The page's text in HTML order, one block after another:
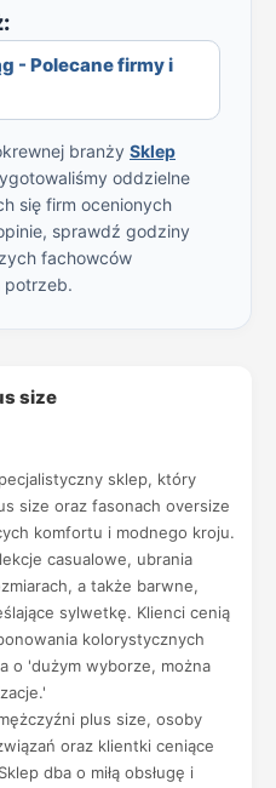
- Polecane firmy i
branży Sklep
oddzielne
się firm ocenionych
sprawdź godziny
fachowców
potrzeb.
size
sklep, który
size oraz fasonach oversize
komfortu i modnego kroju.
casualowe, ubrania
a także barwne,
sylwetkę. Klienci cenią
kolorystycznych
o 'dużym wyborze, można
plus size, osoby
oraz klientki ceniące
dba o miłą obsługę i